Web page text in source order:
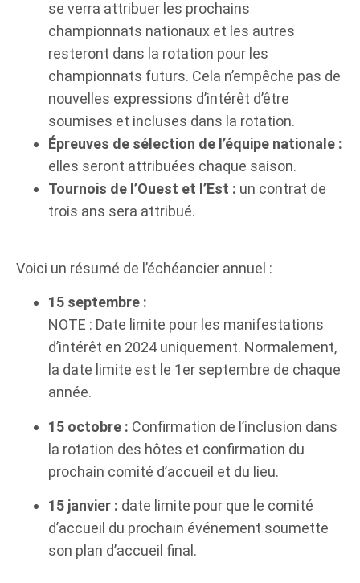
se verra attribuer les prochains
championnats nationaux et les autres
resteront dans la rotation pour les
championnats futurs. Cela n’empêche pas de
nouvelles expressions d’intérêt d’être
soumises et incluses dans la rotation.
Épreuves de sélection de l’équipe nationale :
elles seront attribuées chaque saison.
Tournois de l’Ouest et l’Est : un contrat de
trois ans sera attribué.
Voici un résumé de l’échéancier annuel :
15 septembre :
NOTE : Date limite pour les manifestations
d’intérêt en 2024 uniquement. Normalement,
la date limite est le 1er septembre de chaque
année.
15 octobre : Confirmation de l’inclusion dans
la rotation des hôtes et confirmation du
prochain comité d’accueil et du lieu.
15 janvier : date limite pour que le comité
d’accueil du prochain événement soumette
son plan d’accueil final.